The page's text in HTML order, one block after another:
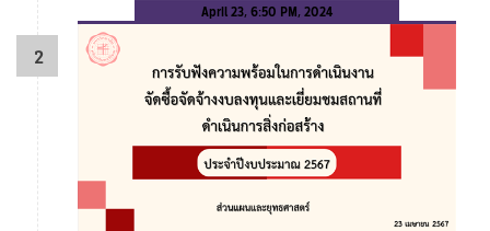
April 23, 6:50 PM, 2024